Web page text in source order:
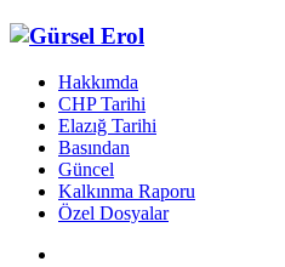
Hakkımda
CHP Tarihi
Elazığ Tarihi
Basından
Güncel
Kalkınma Raporu
Özel Dosyalar